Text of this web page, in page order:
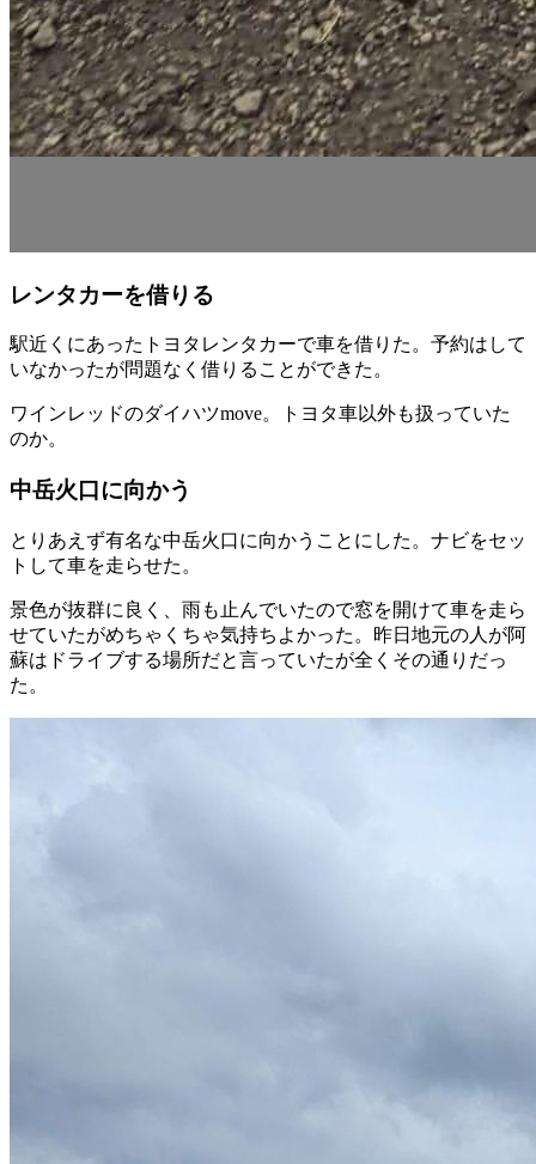
レンタカーを借りる
駅近くにあったトヨタレンタカーで車を借りた。予約はして
いなかったが問題なく借りることができた。
ワインレッドのダイハツmove。トヨタ車以外も扱っていた
のか。
中岳火口に向かう
とりあえず有名な中岳火口に向かうことにした。ナビをセッ
トして車を走らせた。
景色が抜群に良く、雨も止んでいたので窓を開けて車を走ら
せていたがめちゃくちゃ気持ちよかった。昨日地元の人が阿
蘇はドライブする場所だと言っていたが全くその通りだっ
た。